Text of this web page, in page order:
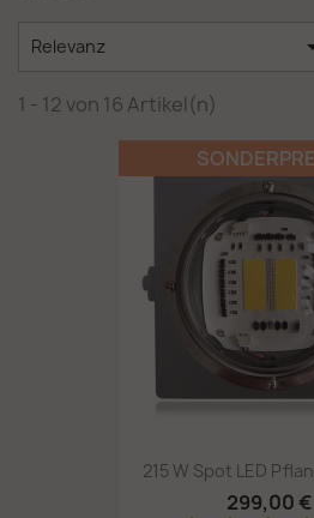
Relevanz
1 - 12 von 16 Artikel(n)
215 W Spot LED
299,00 €